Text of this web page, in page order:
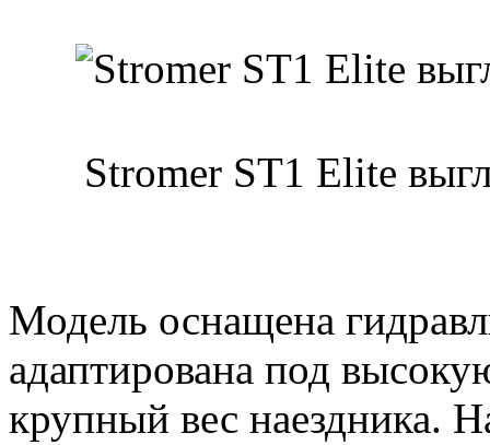
Stromer ST1 Elite
Модель оснащена
адаптирована под
крупный вес наездника.